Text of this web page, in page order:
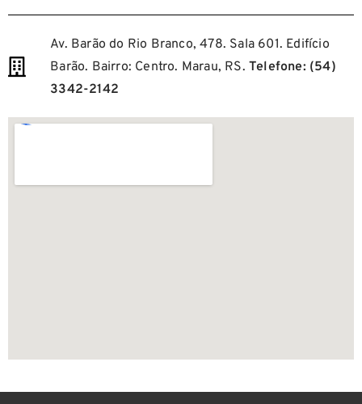
Av. Barão do Rio Branco, 478. Sala 601. Edifício
Barão. Bairro: Centro. Marau, RS.Telefone: (54)
3342-2142